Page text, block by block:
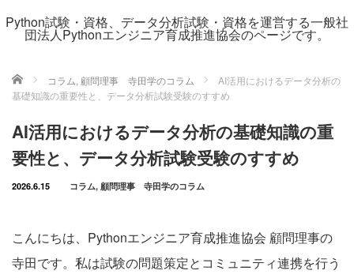
Python試験・資格、データ分析試験・資格を運営する一般社
団法人Pythonエンジニア育成推進協会のページです。
ホーム コラム, 顧問理事 寺田学のコラム
AI活用におけるデータ分析の
基礎知識の重要性と、データ分析試験受験のすすめ
AI活用におけるデータ分析の基礎知識の重
要性と、データ分析試験受験のすすめ
2026.6.15 コラム, 顧問理事 寺田学のコラム
こんにちは、Pythonエンジニア育成推進協会 顧問理事の
寺田です。私は試験の問題策定とコミュニティ連携を行う